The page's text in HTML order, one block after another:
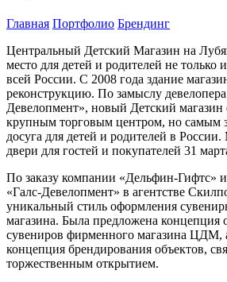
Главная Портфолио Брендинг
Центральный Детский Магазин на
место для детей и родителей не
всей России. С 2008 года здание
реконструкцию. По замыслу
Девелопмент», новый Детский магазин
крупным торговым центром, но самым
досуга для детей и родителей в
двери для гостей и покупателей 31
По заказу компании «Дельфин-Гифтс» и
«Галс-Девелопмент» в агентстве
уникальный стиль оформления
магазина. Была предложена концепция
сувениров фирменного магазина ЦДМ,
концепция брендирования объектов,
торжественным открытием.